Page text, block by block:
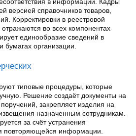
версией справочников товаров,
Корректировки в реестровой
во всех компонентах
единообразие сведений в
бумагах организации.
типовые процедуры, которые
Решение создаёт документы на
закрепляет изделия на
назначенным сотрудникам.
за счёт устранения
повторяющейся информации.